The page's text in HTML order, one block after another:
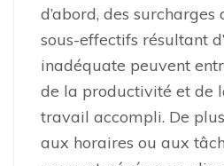
d’abord, des
sous-effectifs résultant
inadéquate peuvent
de la productivité et de
travail accompli. De
aux horaires ou aux